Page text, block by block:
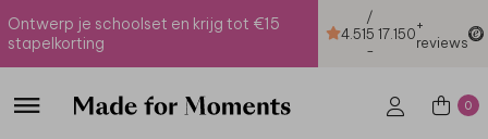
Ontwerp je schoolset en krijg tot €15
stapelkorting
4.51
/
5
-
17.150+
reviews
0